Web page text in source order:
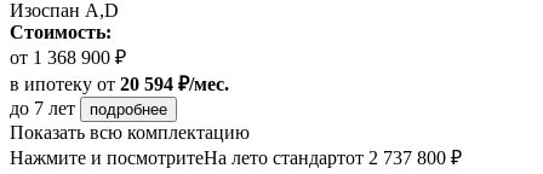
Изоспан A,D
Стоимость:
от 1 368 900 ₽
в ипотеку от 20 594 ₽/мес.
до 7 лет
подробнее
Показать всю комплектацию
Нажмите и посмотритеНа лето стандартот 2 737 800 ₽